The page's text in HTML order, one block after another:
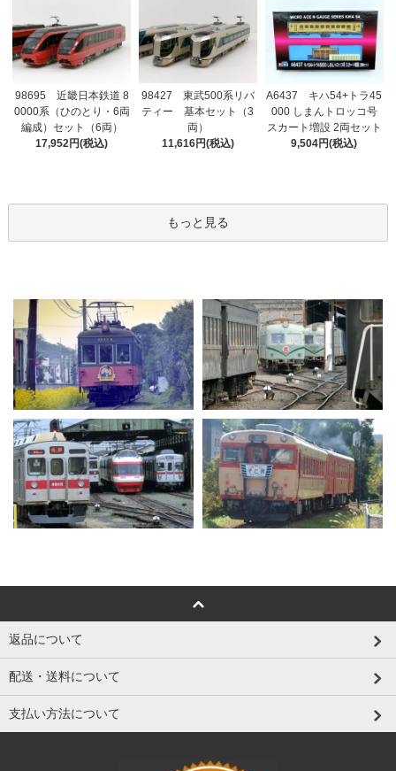
98695 近畿日本鉄道 8
0000系（ひのとり・6両
編成）セット（6両）
17,952円(税込)
98427 東武500系リバ
ティー 基本セット（3
両）
11,616円(税込)
A6437 キハ54+トラ45
000 しまんトロッコ号
スカート増設 2両セット
9,504円(税込)
もっと見る
返品について
配送・送料について
支払い方法について